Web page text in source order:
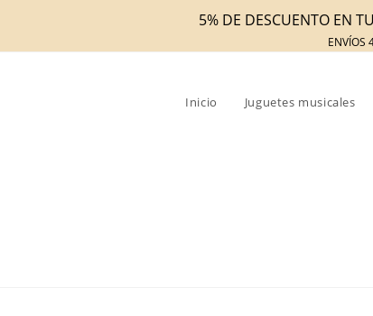
5% DE DESCUENTO EN
ENVÍOS
Inicio Juguetes musicales